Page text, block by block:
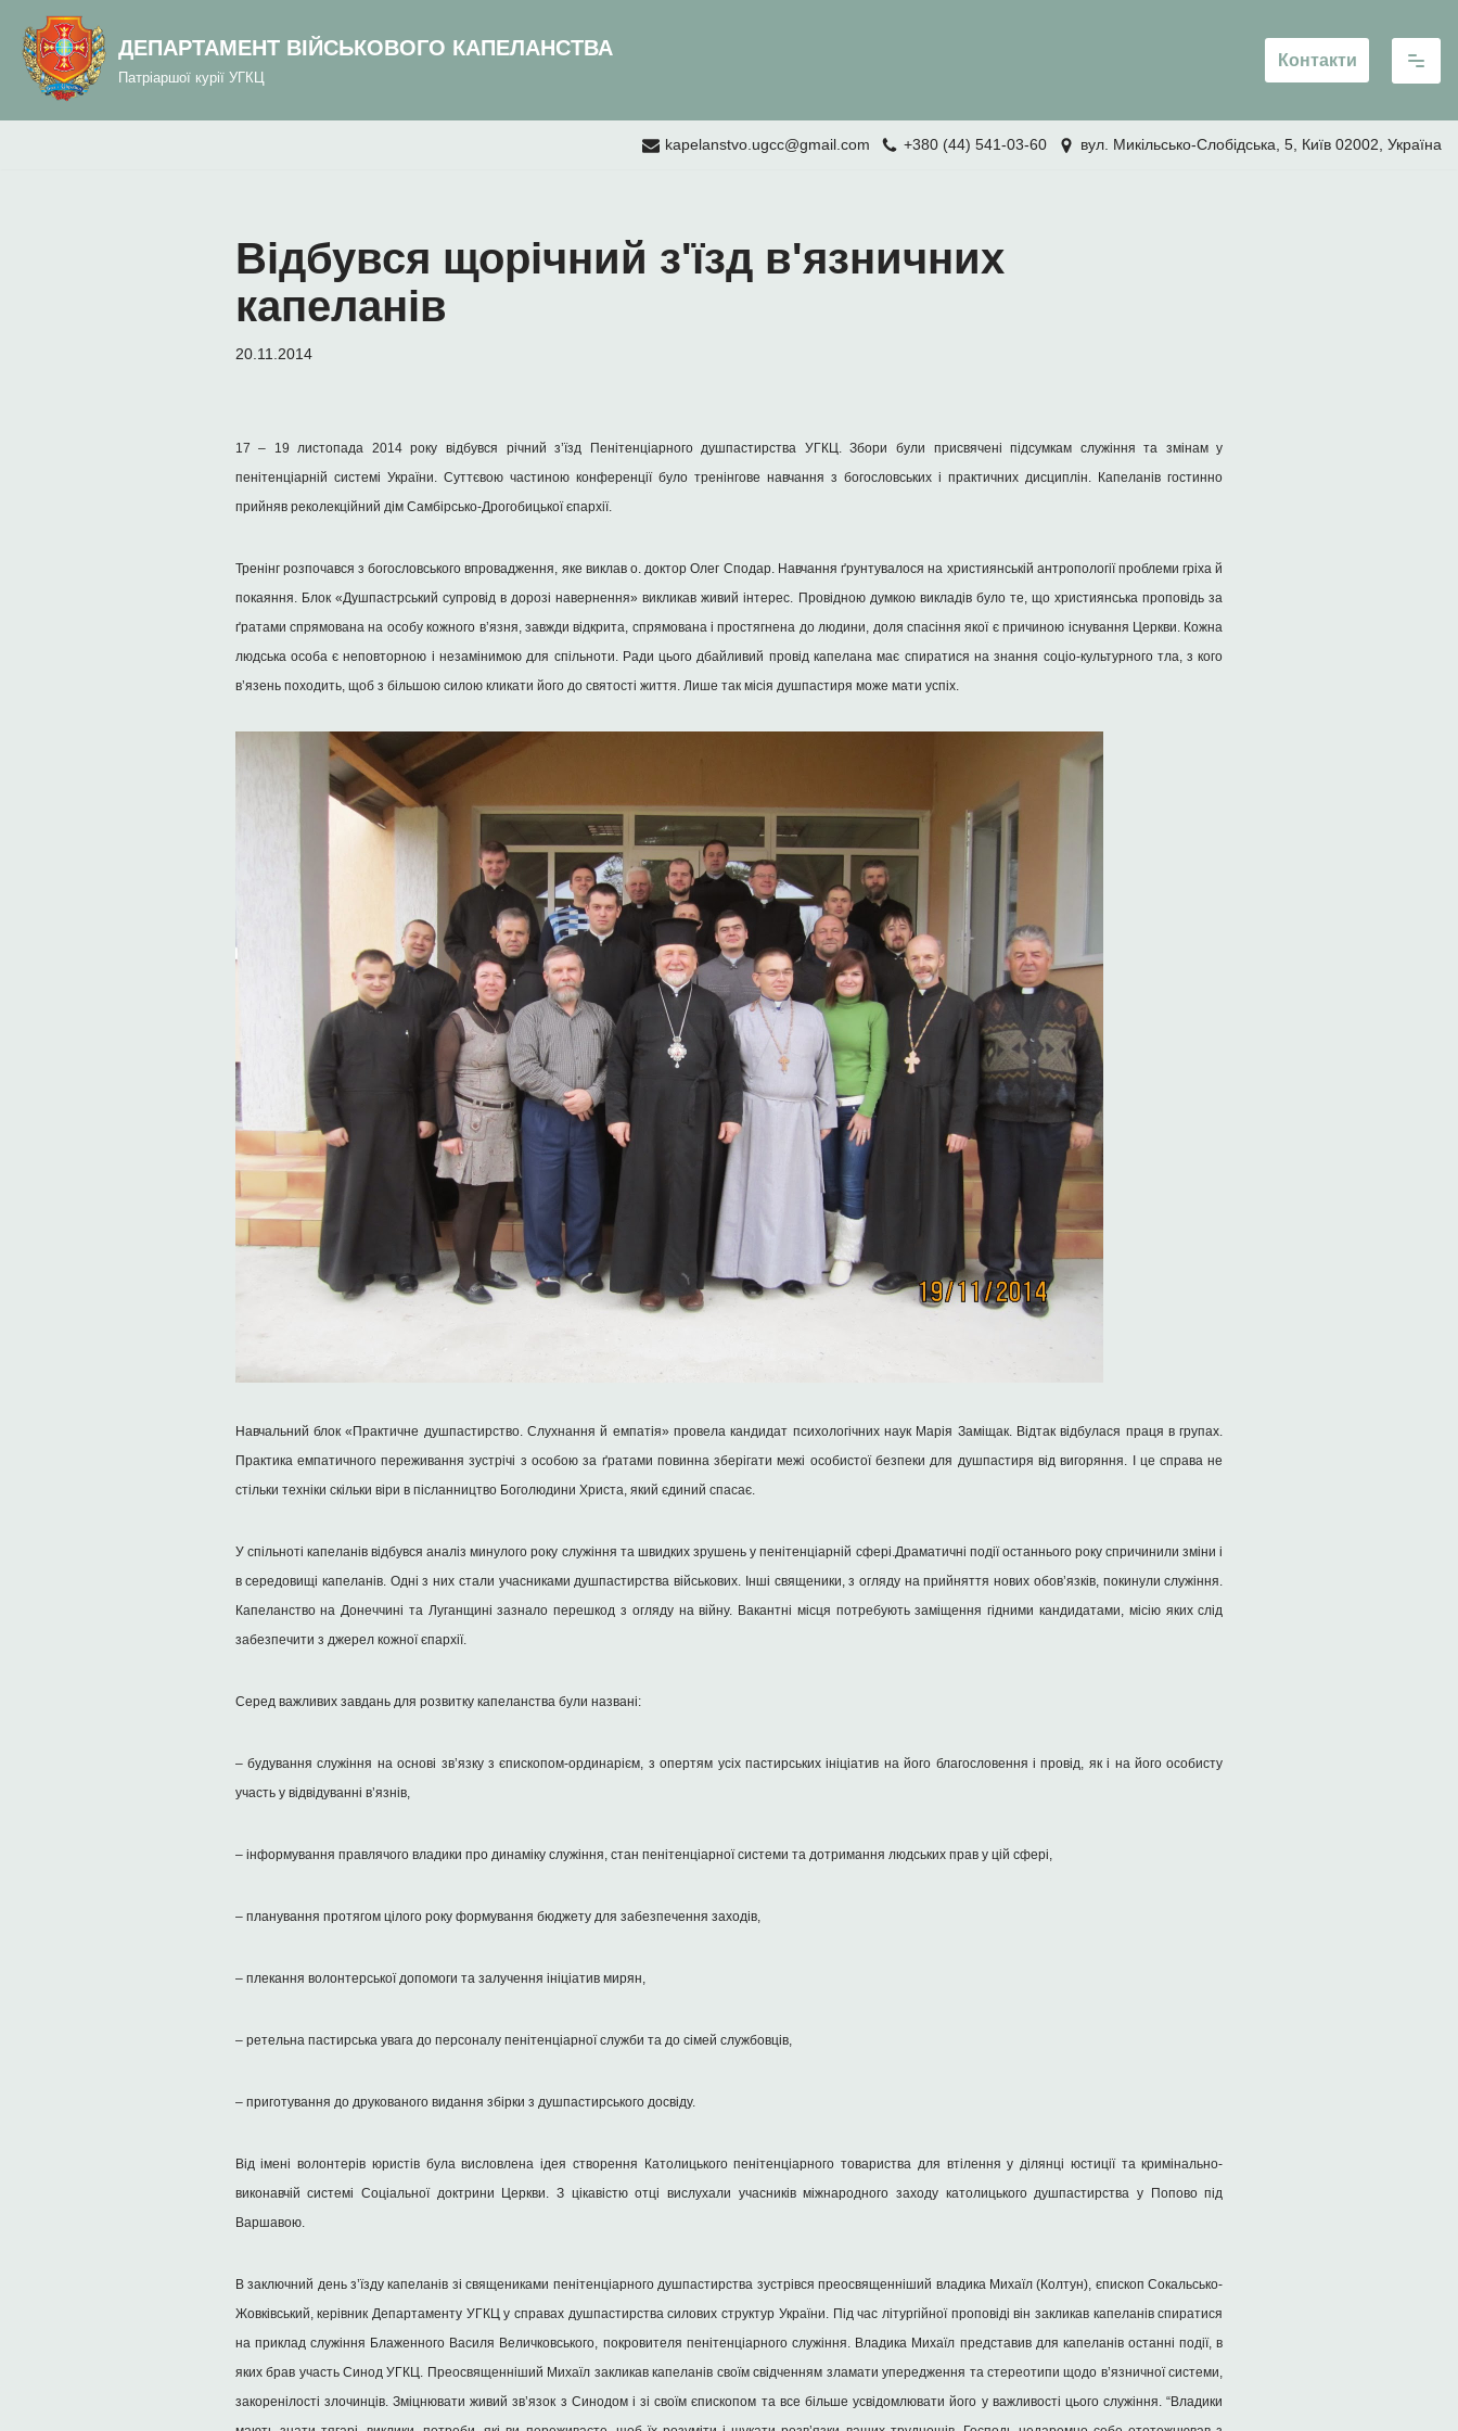
вмісту
Перейти
вмісту
ДЕПАРТАМЕНТ ВІЙСЬКОВОГО КАПЕЛАНСТВА
Патріаршої курії УГКЦ
Контакти
kapelanstvo.ugcc@gmail.com +380 (44) 541-03-60 вул. Микільсько-Слобідська, 5, Київ 02002, Україна
Відбувся щорічний з'їзд в'язничних
капеланів
20.11.2014
17 – 19 листопада 2014 року відбувся річний з’їзд Пенітенціарного душпастирства УГКЦ. Збори були присвячені підсумкам служіння та змінам у
пенітенціарній системі України. Суттєвою частиною конференції було тренінгове навчання з богословських і практичних дисциплін. Капеланів гостинно
прийняв реколекційний дім Самбірсько-Дрогобицької єпархії.
Тренінг розпочався з богословського впровадження, яке виклав о. доктор Олег Сподар. Навчання ґрунтувалося на християнській антропології проблеми гріха й
покаяння. Блок «Душпастрський супровід в дорозі навернення» викликав живий інтерес. Провідною думкою викладів було те, що християнська проповідь за
ґратами спрямована на особу кожного в’язня, завжди відкрита, спрямована і простягнена до людини, доля спасіння якої є причиною існування Церкви. Кожна
людська особа є неповторною і незамінимою для спільноти. Ради цього дбайливий провід капелана має спиратися на знання соціо-культурного тла, з кого
в’язень походить, щоб з більшою силою кликати його до святості життя. Лише так місія душпастиря може мати успіх.
Навчальний блок «Практичне душпастирство. Слухнання й емпатія» провела кандидат психологічних наук Марія Заміщак. Відтак відбулася праця в групах.
Практика емпатичного переживання зустрічі з особою за ґратами повинна зберігати межі особистої безпеки для душпастиря від вигоряння. І це справа не
стільки техніки скільки віри в післанництво Боголюдини Христа, який єдиний спасає.
У спільноті капеланів відбувся аналіз минулого року служіння та швидких зрушень у пенітенціарній сфері.Драматичні події останнього року спричинили зміни і
в середовищі капеланів. Одні з них стали учасниками душпастирства військових. Інші священики, з огляду на прийняття нових обов’язків, покинули служіння.
Капеланство на Донеччині та Луганщині зазнало перешкод з огляду на війну. Вакантні місця потребують заміщення гідними кандидатами, місію яких слід
забезпечити з джерел кожної єпархії.
Серед важливих завдань для розвитку капеланства були названі:
– будування служіння на основі зв’язку з єпископом-ординарієм, з опертям усіх пастирських ініціатив на його благословення і провід, як і на його особисту
участь у відвідуванні в’язнів,
– інформування правлячого владики про динаміку служіння, стан пенітенціарної системи та дотримання людських прав у цій сфері,
– планування протягом цілого року формування бюджету для забезпечення заходів,
– плекання волонтерської допомоги та залучення ініціатив мирян,
– ретельна пастирська увага до персоналу пенітенціарної служби та до сімей службовців,
– приготування до друкованого видання збірки з душпастирського досвіду.
Від імені волонтерів юристів була висловлена ідея створення Католицького пенітенціарного товариства для втілення у ділянці юстиції та кримінально-
виконавчій системі Соціальної доктрини Церкви. З цікавістю отці вислухали учасників міжнародного заходу католицького душпастирства у Попово під
Варшавою.
В заключний день з’їзду капеланів зі священиками пенітенціарного душпастирства зустрівся преосвященніший владика Михаїл (Колтун), єпископ Сокальсько-
Жовківський, керівник Департаменту УГКЦ у справах душпастирства силових структур України. Під час літургійної проповіді він закликав капеланів спиратися
на приклад служіння Блаженного Василя Величковського, покровителя пенітенціарного служіння. Владика Михаїл представив для капеланів останні події, в
яких брав участь Синод УГКЦ. Преосвященніший Михаїл закликав капеланів своїм свідченням зламати упередження та стереотипи щодо в’язничної системи,
закоренілості злочинців. Зміцнювати живий зв’язок з Синодом і зі своїм єпископом та все більше усвідомлювати його у важливості цього служіння. “Владики